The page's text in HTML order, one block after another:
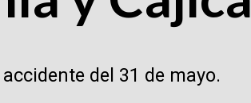
del 31 de mayo.